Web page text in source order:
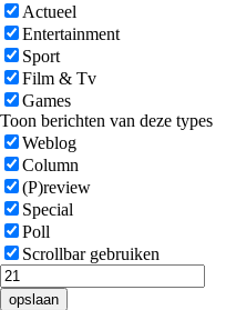
Actueel
Entertainment
Sport
Film & Tv
Games
Toon berichten van deze types
Weblog
Column
(P)review
Special
Poll
Scrollbar gebruiken
opslaan